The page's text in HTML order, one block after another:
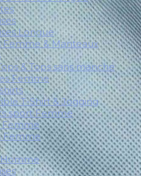
Longue
Femme & Manteaux
& Tops sans manche
Femme
T-Shirt & Jogging
sport Femme
Femme
Femme